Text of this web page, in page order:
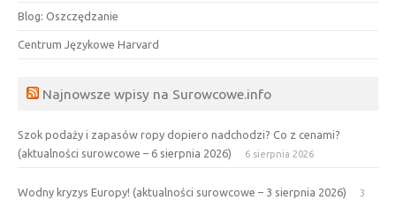
Blog: Oszczędzanie
Centrum Językowe Harvard
Najnowsze wpisy na Surowcowe.info
Szok podaży i zapasów ropy dopiero nadchodzi? Co z cenami?
(aktualności surowcowe – 6 sierpnia 2026)
6 sierpnia 2026
Wodny kryzys Europy! (aktualności surowcowe – 3 sierpnia 2026)
3